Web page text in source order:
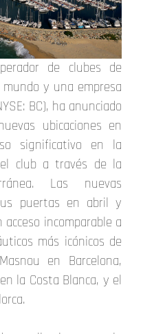
de clubes de
y una empresa
BC), ha anunciado
ubicaciones en
significativo en la
club a través de la
Las nuevas
puertas en abril y
incomparable a
más icónicos de
en Barcelona,
la Costa Blanca, y el